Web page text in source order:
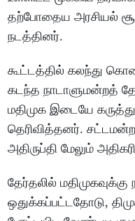
தற்போதைய அரசியல்
நடத்தினர்.
கூட்டத்தில் கலந்து
கடந்த நாடாளுமன்றத்
மதிமுக இடையே
தெரிவித்தனர்.
அதிருப்தி மேலும்
தேர்தலில்
ஒதுக்கப்பட்டதோடு,